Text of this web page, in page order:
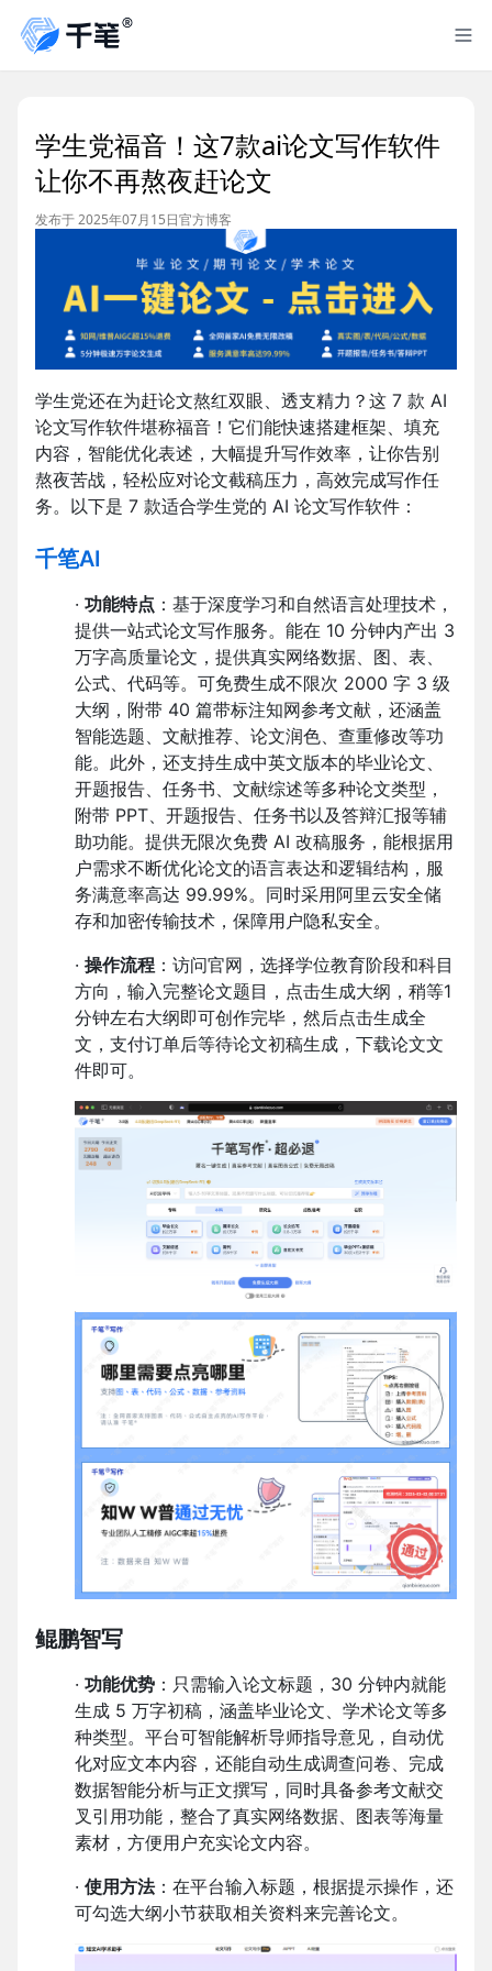
学生党福音！这7款ai论文写作软件
让你不再熬夜赶论文
发布于 2025年07月15日官方博客
学生党还在为赶论文熬红双眼、透支精力？这 7 款 AI
论文写作软件堪称福音！它们能快速搭建框架、填充
内容，智能优化表述，大幅提升写作效率，让你告别
熬夜苦战，轻松应对论文截稿压力，高效完成写作任
务。以下是 7 款适合学生党的 AI 论文写作软件：
千笔AI
· 功能特点 ：基于深度学习和自然语言处理技术，
提供一站式论文写作服务。能在 10 分钟内产出 3
万字高质量论文，提供真实网络数据、图、表、
公式、代码等。可免费生成不限次 2000 字 3 级
大纲，附带 40 篇带标注知网参考文献，还涵盖
智能选题、文献推荐、论文润色、查重修改等功
能。此外，还支持生成中英文版本的毕业论文、
开题报告、任务书、文献综述等多种论文类型，
附带 PPT、开题报告、任务书以及答辩汇报等辅
助功能。提供无限次免费 AI 改稿服务，能根据用
户需求不断优化论文的语言表达和逻辑结构，服
务满意率高达 99.99%。同时采用阿里云安全储
存和加密传输技术，保障用户隐私安全。
· 操作流程 ：访问官网，选择学位教育阶段和科目
方向，输入完整论文题目，点击生成大纲，稍等1
分钟左右大纲即可创作完毕，然后点击生成全
文，支付订单后等待论文初稿生成，下载论文文
件即可。
鲲鹏智写
· 功能优势 ：只需输入论文标题，30 分钟内就能
生成 5 万字初稿，涵盖毕业论文、学术论文等多
种类型。平台可智能解析导师指导意见，自动优
化对应文本内容，还能自动生成调查问卷、完成
数据智能分析与正文撰写，同时具备参考文献交
叉引用功能，整合了真实网络数据、图表等海量
素材，方便用户充实论文内容。
· 使用方法：在平台输入标题，根据提示操作，还
可勾选大纲小节获取相关资料来完善论文。